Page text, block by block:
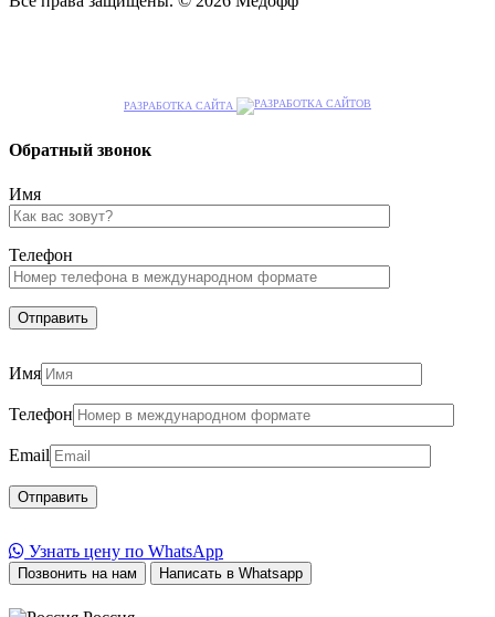
РАЗРАБОТКА САЙТА
Обратный звонок
Имя
Телефон
Имя
Телефон
Email
Узнать цену по WhatsApp
Позвонить на нам Написать в Whatsapp